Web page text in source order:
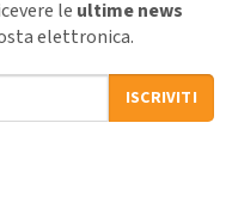
le ultime news
elettronica.
ISCRIVITI